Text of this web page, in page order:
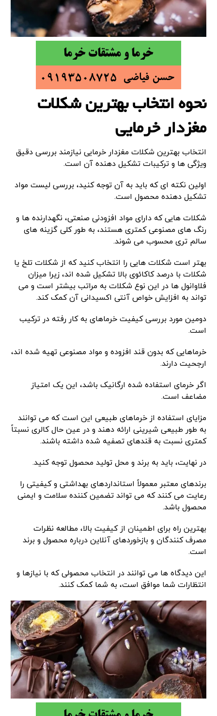
نحوه انتخاب بهترین شکلات
مغزدار خرمایی
انتخاب بهترین شکلات مغزدار خرمایی نیازمند بررسی دقیق
ویژگی ها و ترکیبات تشکیل دهنده آن است.
اولین نکته ای که باید به آن توجه کنید، بررسی لیست مواد
تشکیل دهنده محصول است.
شکلات هایی که دارای مواد افزودنی صنعتی، نگهدارنده ها و
رنگ های مصنوعی کمتری هستند، به طور کلی گزینه های
سالم تری محسوب می شوند.
بهتر است شکلات هایی را انتخاب کنید که از شکلات تلخ یا
شکلات با درصد کاکائوی بالا تشکیل شده اند، زیرا میزان
فلاوانول ها در این نوع شکلات به مراتب بیشتر است و می
تواند به افزایش خواص آنتی اکسیدانی آن کمک کند.
دومین مورد بررسی کیفیت خرماهای به کار رفته در ترکیب
است.
خرماهایی که بدون قند افزوده و مواد مصنوعی تهیه شده اند،
ارجحیت دارند.
اگر خرمای استفاده شده ارگانیک باشد، این یک امتیاز
مضاعف است.
مزایای استفاده از خرماهای طبیعی این است که می توانند
به طور طبیعی شیرینی ارائه دهند و در عین حال کالری نسبتاً
کمتری نسبت به قندهای تصفیه شده داشته باشند.
در نهایت، باید به برند و محل تولید محصول توجه کنید.
برندهای معتبر معمولاً استانداردهای بهداشتی و کیفیتی را
رعایت می کنند که می تواند تضمین کننده سلامت و ایمنی
محصول باشد.
بهترین راه برای اطمینان از کیفیت بالا، مطالعه نظرات
مصرف کنندگان و بازخوردهای آنلاین درباره محصول و برند
است.
این دیدگاه ها می توانند در انتخاب محصولی که با نیازها و
انتظارات شما موافق است، به شما کمک کنند.